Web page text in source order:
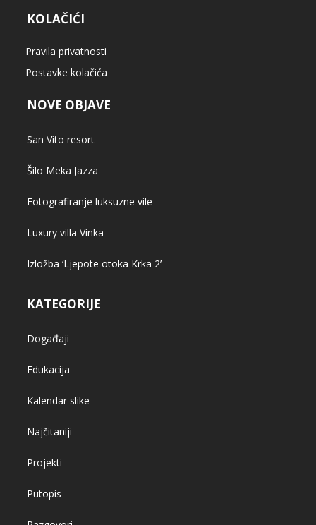
KOLAČIĆI
Pravila privatnosti
Postavke kolačića
NOVE OBJAVE
San Vito resort
Šilo Meka Jazza
Fotografiranje luksuzne vile
Luxury villa Vinka
Izložba ‘Ljepote otoka Krka 2’
KATEGORIJE
Događaji
Edukacija
Kalendar slike
Najčitaniji
Projekti
Putopis